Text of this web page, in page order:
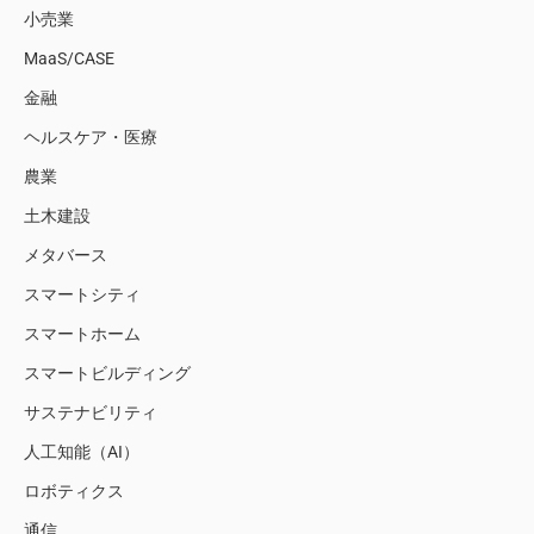
小売業
MaaS/CASE
金融
ヘルスケア・医療
農業
土木建設
メタバース
スマートシティ
スマートホーム
スマートビルディング
サステナビリティ
人工知能（AI）
ロボティクス